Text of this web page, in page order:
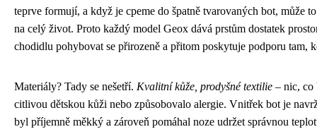
teprve formují, a když je cpeme do špatně tvarovaných bot, může
na celý život. Proto každý model Geox dává prstům dostatek
chodidlu pohybovat se přirozeně a přitom poskytuje podporu tam,
Materiály? Tady se nešetří. Kvalitní kůže, prodyšné textilie – nic, co
citlivou dětskou kůži nebo způsobovalo alergie. Vnitřek bot je
byl příjemně měkký a zároveň pomáhal noze udržet správnou